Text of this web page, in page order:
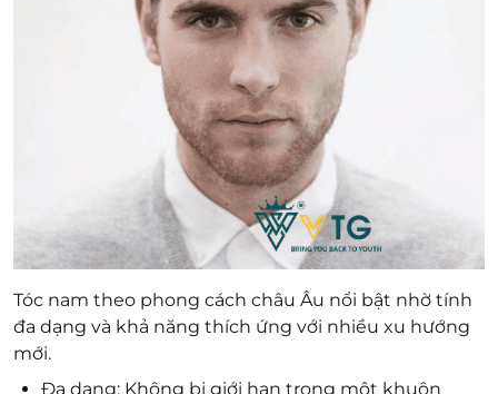
Tóc nam theo phong cách châu Âu nổi bật nhờ tính
đa dạng và khả năng thích ứng với nhiều xu hướng
mới.
Đa dạng: Không bị giới hạn trong một khuôn